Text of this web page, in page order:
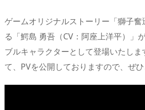
ゲームオリジナルストーリー「獅子
る「鰐島 勇吾（CV：阿座上洋平）」
ブルキャラクターとして登場いたしま
て、PVを公開しておりますので、ぜひ